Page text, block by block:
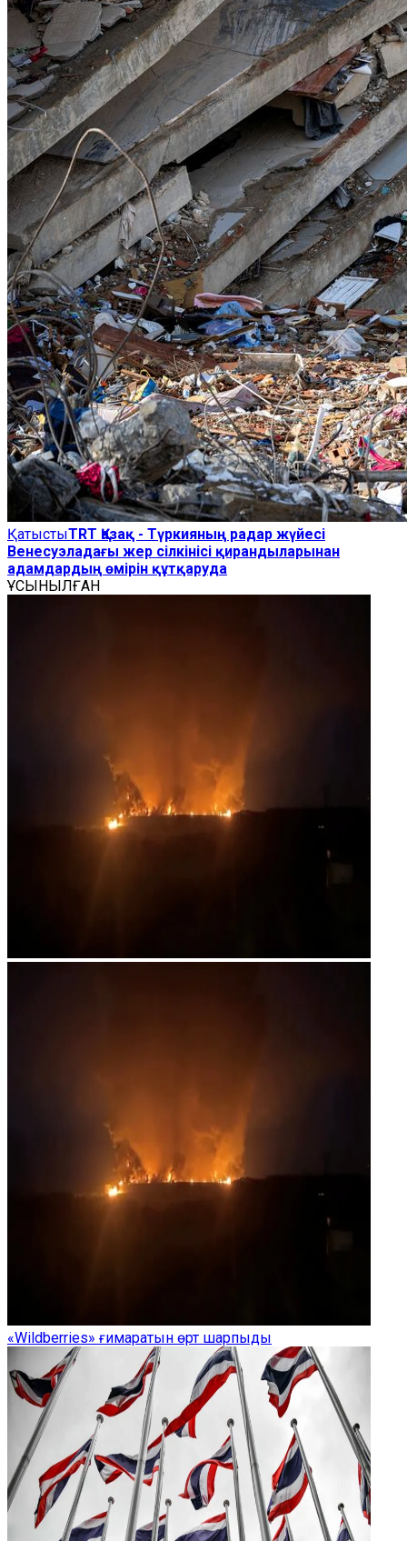
ҚатыстыTRT Қазақ - Түркияның радар жүйесі
Венесуэладағы жер сілкінісі қирандыларынан
адамдардың өмірін құтқаруда
ҰСЫНЫЛҒАН
«Wildberries» ғимаратын өрт шарпыды